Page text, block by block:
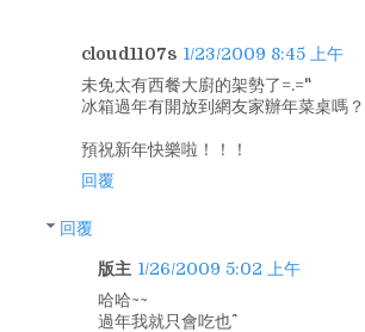
cloud1107s 1/23/2009 8:45 上午
未免太有西餐大廚的架勢了=.="
冰箱過年有開放到網友家辦年菜桌嗎
預祝新年快樂啦！！！
回覆
回覆
版主 1/26/2009 5:02 上午
哈哈~~
過年我就只會吃也^^